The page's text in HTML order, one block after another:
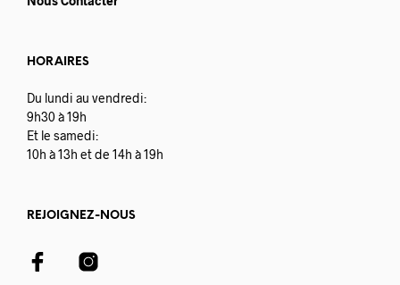
HORAIRES
Du lundi au vendredi:
9h30 à 19h
Et le samedi:
10h à 13h et de 14h à 19h
REJOIGNEZ-NOUS